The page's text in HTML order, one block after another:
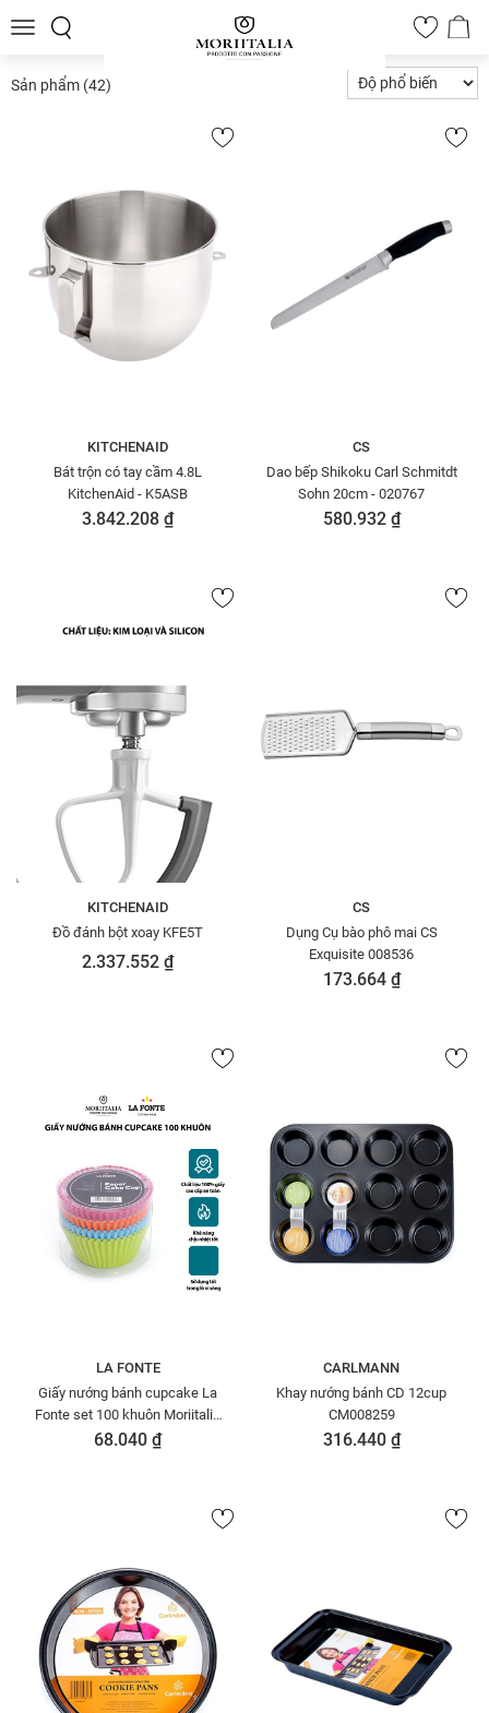
Toggle
0
Sản phẩm (42)
KITCHENAID
Bát trộn có tay cầm 4.8L
KitchenAid - K5ASB
3.842.208 ₫
CS
Dao bếp Shikoku Carl Schmitdt
Sohn 20cm - 020767
580.932 ₫
KITCHENAID
Đồ đánh bột xoay KFE5T
2.337.552 ₫
CS
Dụng Cụ bào phô mai CS
Exquisite 008536
173.664 ₫
LA FONTE
Giấy nướng bánh cupcake La
Fonte set 100 khuôn Moriitalia
YY20410
68.040 ₫
CARLMANN
Khay nướng bánh CD 12cup
CM008259
316.440 ₫